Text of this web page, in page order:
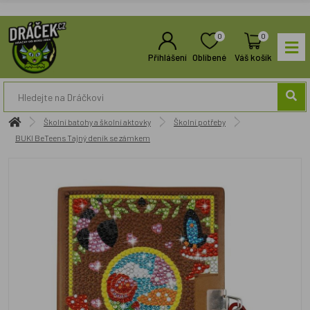
Přihlášení
0
Oblíbené
0
Váš košík
Školní batohy a školní aktovky
Školní potřeby
BUKI BeTeens Tajný deník se zámkem